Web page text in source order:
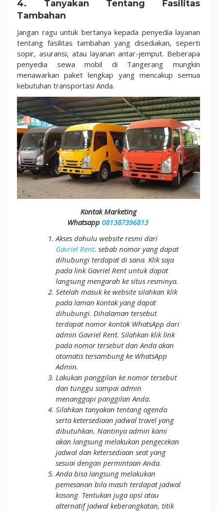
4. Tanyakan Tentang Fasilitas
Tambahan
Jangan ragu untuk bertanya kepada penyedia layanan
tentang fasilitas tambahan yang disediakan, seperti
sopir, asuransi, atau layanan antar-jemput. Beberapa
penyedia sewa mobil di Tangerang mungkin
menawarkan paket lengkap yang mencakup semua
kebutuhan transportasi Anda.
Kontak Marketing
Whatsapp 081387396813
Akses dahulu website resmi dari
Gavriel Rent. sebab nomor yang dapat
dihubungi terdapat di sana. Klik saja
pada link Gavriel Rent untuk dapat
langsung mengarah ke situs resminya.
Setelah masuk ke website silahkan klik
pada laman kontak yang dapat
dihubungi. Dihalaman tersebut
terdapat nomor kontak WhatsApp dari
admin Gavriel Rent. Silahkan klik link
pada nomor tersebut dan Anda akan
otomatis tersambung ke WhatsApp
Admin.
Lakukan panggilan ke nomor tersebut
dan tunggu sampai admin
menanggapi panggilan Anda.
Silahkan tanyakan tentang agenda
serta ketersediaan jadwal travel yang
dibutuhkan. Nantinya admin kami
akan langsung melakukan pengecekan
jadwal dan ketersediaan seat yang
sesuai dengan permintaan Anda.
Anda bisa langsung melakukan
pemesanan bila masih terdapat jadwal
kosong. Tentukan juga opsi atau
alternatif jadwal keberangkatan, titik